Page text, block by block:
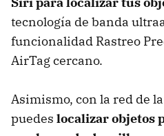
tecnología de banda
funcionalidad Rastreo
AirTag cercano.
Asimismo, con la red de
puedes localizar objetos